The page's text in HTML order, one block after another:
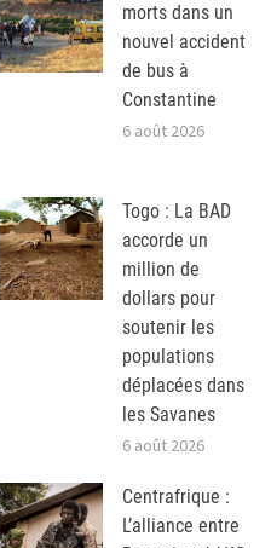
morts dans un
nouvel accident
de bus à
Constantine
6 août 2026
Togo : La BAD
accorde un
million de
dollars pour
soutenir les
populations
déplacées dans
les Savanes
6 août 2026
Centrafrique :
L’alliance entre